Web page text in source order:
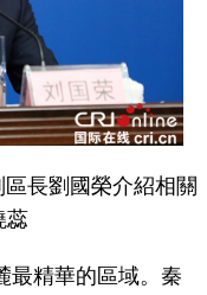
長劉國榮介紹相關
蕊
精華的區域。秦